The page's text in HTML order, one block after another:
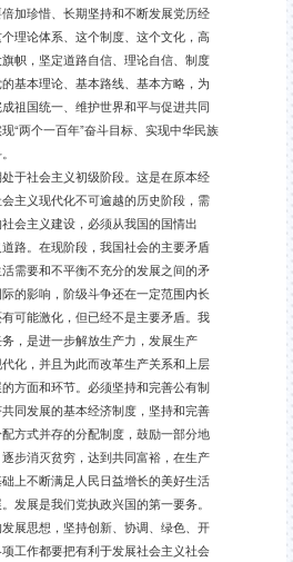
加珍惜、长期坚持和不断发展党历经
理论体系、这个制度、这个文化，高
帜，坚定道路自信、理论自信、制度
基本理论、基本路线、基本方略，为
祖国统一、维护世界和平与促进共同
“两个一百年”奋斗目标、实现中华民族
社会主义初级阶段。这是在原本经
主义现代化不可逾越的历史阶段，需
会主义建设，必须从我国的国情出
路。在现阶段，我国社会的主要矛盾
需要和不平衡不充分的发展之间的矛
的影响，阶级斗争还在一定范围内长
可能激化，但已经不是主要矛盾。我
，是进一步解放生产力，发展生产
化，并且为此而改革生产关系和上层
方面和环节。必须坚持和完善公有制
同发展的基本经济制度，坚持和完善
方式并存的分配制度，鼓励一部分地
步消灭贫穷，达到共同富裕，在生产
上不断满足人民日益增长的美好生活
发展是我们党执政兴国的第一要务。
展思想，坚持创新、协调、绿色、开
工作都要把有利于发展社会主义社会